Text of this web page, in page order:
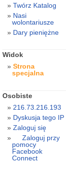
Twórz Katalog
Nasi
wolontariusze
Dary pieniężne
Widok
Strona
specjalna
Osobiste
216.73.216.193
Dyskusja tego IP
Zaloguj się
Zaloguj przy
pomocy
Facebook
Connect